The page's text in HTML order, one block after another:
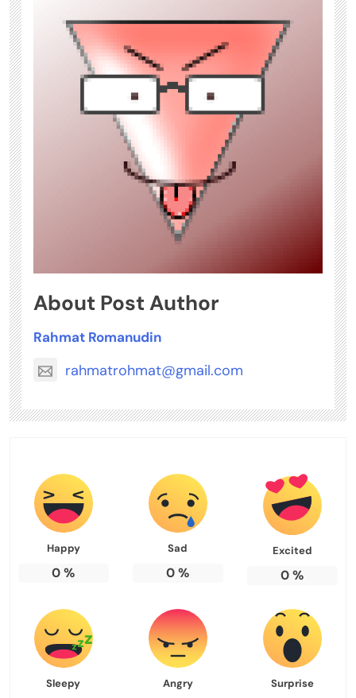
About Post Author
Rahmat Romanudin
rahmatrohmat@gmail.com
Happy
0%
Sad
0%
Excited
0%
Sleepy Angry Surprise